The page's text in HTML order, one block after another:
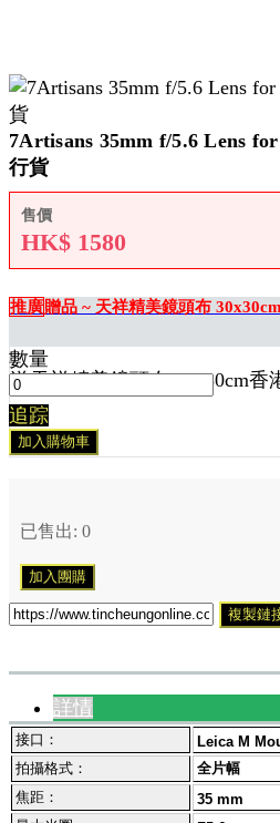
7Artisans 35mm f/5.6 Lens
行貨
售價
HK$ 1580
推廣贈品 ~ 天祥精美鏡頭布 30x30cm
送天祥精美鏡頭布 30x30cm香
數量
追踪
加入購物車
已售出: 0
加入團購
複製鏈
詳情
接口：
Leica M
拍攝格式：
全片幅
焦距：
35 mm